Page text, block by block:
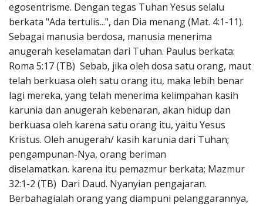
egosentrisme. Dengan tegas Tuhan Yesus selalu
berkata "Ada tertulis...", dan Dia menang (Mat. 4:1-11).
Sebagai manusia berdosa, manusia menerima
anugerah keselamatan dari Tuhan. Paulus berkata:
Roma 5:17 (TB) Sebab, jika oleh dosa satu orang, maut
telah berkuasa oleh satu orang itu, maka lebih benar
lagi mereka, yang telah menerima kelimpahan kasih
karunia dan anugerah kebenaran, akan hidup dan
berkuasa oleh karena satu orang itu, yaitu Yesus
Kristus. Oleh anugerah/ kasih karunia dari Tuhan;
pengampunan-Nya, orang beriman
diselamatkan. karena itu pemazmur berkata; Mazmur
32:1-2 (TB) Dari Daud. Nyanyian pengajaran.
Berbahagialah orang yang diampuni pelanggarannya,